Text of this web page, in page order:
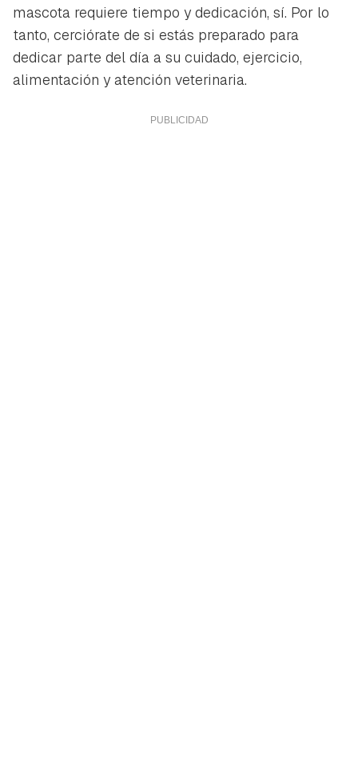
mascota requiere tiempo y dedicación, sí. Por lo
tanto, cerciórate de si estás preparado para
dedicar parte del día a su cuidado, ejercicio,
alimentación y atención veterinaria.